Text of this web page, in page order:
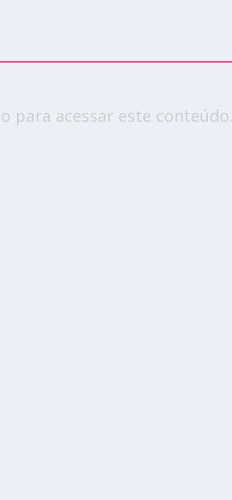
para acessar este conteúdo.